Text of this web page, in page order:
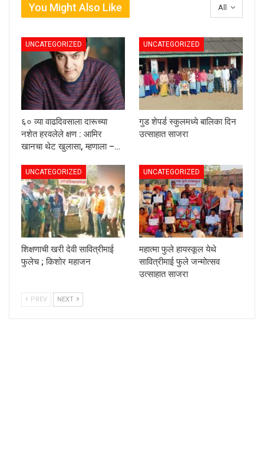
All
You Might Also Like
UNCATEGORIZED
६० व्या वाढदिवसाला दारूच्या
नशेत हरवलेले क्षण : आमिर
खानचा थेट खुलासा, म्हणाला –…
UNCATEGORIZED
गुड शेपर्ड स्कुलमध्ये बालिका दिन
उत्साहात साजरा
UNCATEGORIZED
शिक्षणाची खरी देवी सावित्रीमाई
फुलेच ; किशोर महाजन
UNCATEGORIZED
महात्मा फुले हायस्कूल येथे
सावित्रीमाई फुले जन्मोत्सव
उत्साहात साजरा
PREV NEXT